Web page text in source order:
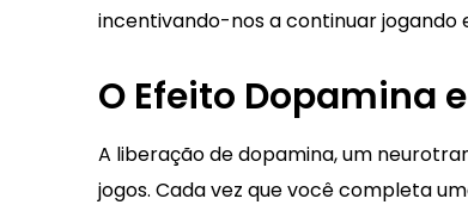
incentivando-nos a continuar jogando
O Efeito Dopamina
A liberação de dopamina, um
jogos. Cada vez que você completa